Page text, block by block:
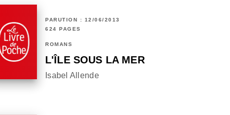
PARUTION : 12/06/2013
624 PAGES
ROMANS
L'ÎLE SOUS LA MER
Isabel Allende